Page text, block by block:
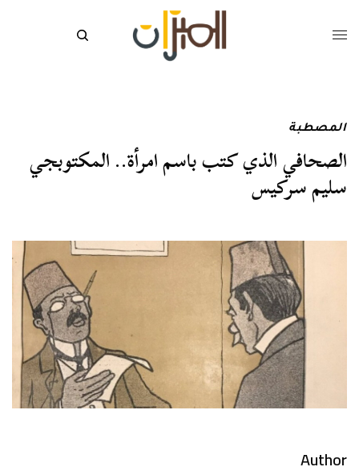
المصطبة
الصحافي الذي كتب باسم امرأة.. المكتوبجي
سليم سركيس
Author